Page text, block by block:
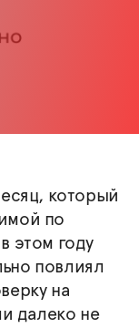
который
по
этом году
повлиял
на
далеко не